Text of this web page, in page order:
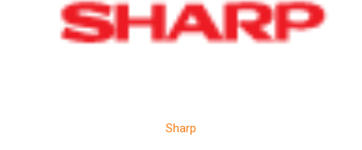
Sharp